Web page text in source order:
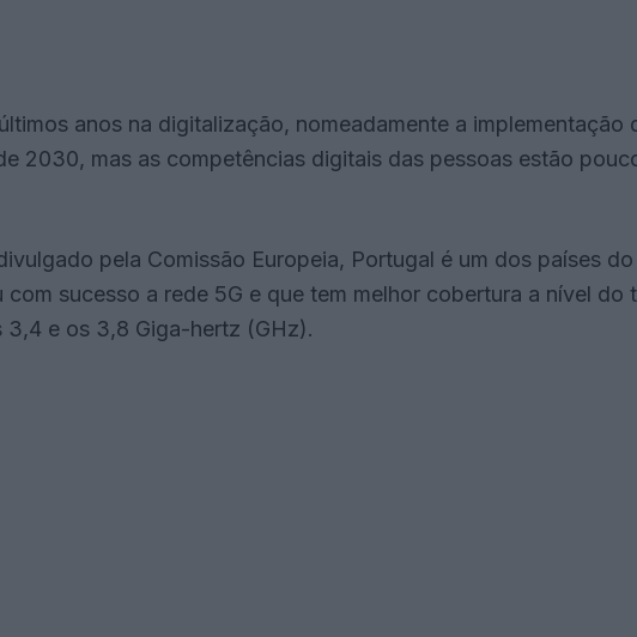
anos na digitalização, nomeadamente a implementação
2030, mas as competências digitais das pessoas estão
pela Comissão Europeia, Portugal é um dos países
sucesso a rede 5G e que tem melhor cobertura a nível do
3,4 e os 3,8 Giga-hertz (GHz).